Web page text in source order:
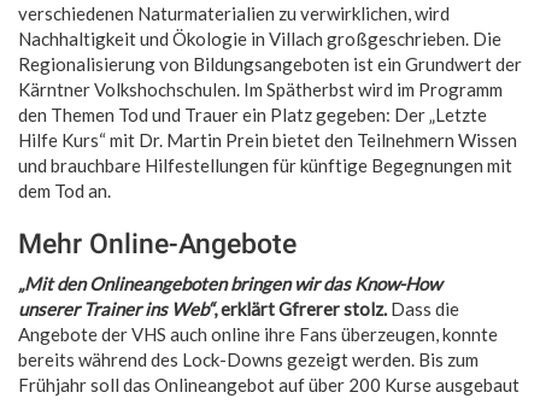
verschiedenen Naturmaterialien zu verwirklichen, wird
Nachhaltigkeit und Ökologie in Villach großgeschrieben. Die
Regionalisierung von Bildungsangeboten ist ein Grundwert der
Kärntner Volkshochschulen. Im Spätherbst wird im Programm
den Themen Tod und Trauer ein Platz gegeben: Der „Letzte
Hilfe Kurs“ mit Dr. Martin Prein bietet den Teilnehmern Wissen
und brauchbare Hilfestellungen für künftige Begegnungen mit
dem Tod an.
Mehr Online-Angebote
„Mit den Onlineangeboten bringen wir das Know-How
unserer Trainer ins Web“, erklärt Gfrerer stolz. Dass die
Angebote der VHS auch online ihre Fans überzeugen, konnte
bereits während des Lock-Downs gezeigt werden. Bis zum
Frühjahr soll das Onlineangebot auf über 200 Kurse ausgebaut